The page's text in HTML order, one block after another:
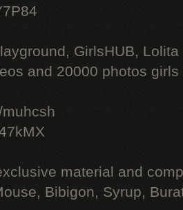
GirlsHUB, Lolita
and 20000 photos
material and
Bibigon, Syrup,